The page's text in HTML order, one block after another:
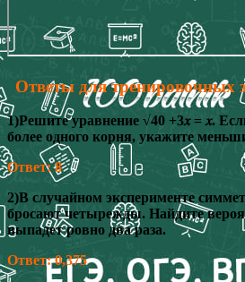
Ответы для тренировочных
1)Решите уравнение √40 +3𝑥 = 𝑥.
более одного корня, укажите
Ответ: 8
2)В случайном эксперименте
бросают четырежды. Найдите
выпадет ровно два раза.
Ответ: 0,375